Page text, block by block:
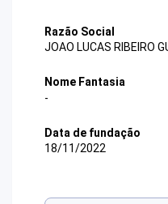
Razão Social
JOAO LUCAS RIBEIRO
Nome Fantasia
-
Data de fundação
18/11/2022